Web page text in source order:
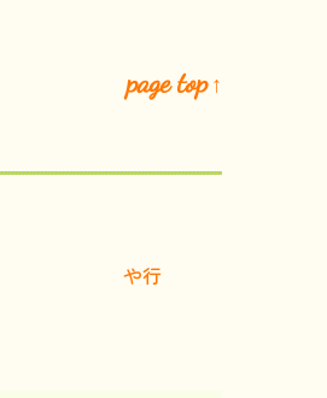
page top ↑
や行